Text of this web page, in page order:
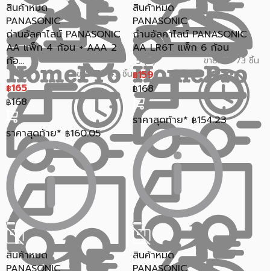
สินค้าหมด
PANASONIC
ถ่านอัลคาไลน์ PANASONIC
AA แพ็ก 4 ก้อน + AAA 2
ก้อ...
5 (5) ขายแล้ว 45 ชิ้น
฿165
฿168
ราคาสุดท้าย* ฿160.05
สินค้าหมด
PANASONIC
ถ่านอัลคาไลน์ PANASONIC
AA LR6T แพ็ก 6 ก้อน
5 (2) ขายแล้ว 73 ชิ้น
฿159
฿168
ราคาสุดท้าย* ฿154.23
สินค้าหมด
สินค้าหมด